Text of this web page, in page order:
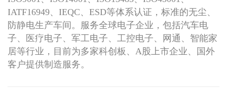
IATF16949、IEQC、ESD等体系认证，标准的无尘、
防静电生产车间。服务全球电子企业，包括汽车电
子、医疗电子、军工电子、工控电子、网通、智能家
居等行业，目前为多家科创板、A股上市企业、国外
客户提供制造服务。